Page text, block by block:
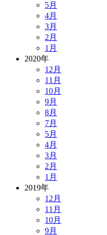
5月
4月
3月
2月
1月
2020年
12月
11月
10月
9月
8月
7月
5月
4月
3月
2月
1月
2019年
12月
11月
10月
9月